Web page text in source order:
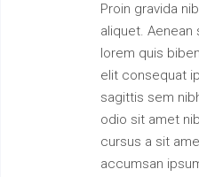
Proin gravida
aliquet. Aenean
lorem quis
elit consequat
sagittis sem
odio sit amet
cursus a sit
accumsan